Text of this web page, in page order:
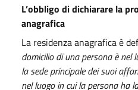
L’obbligo di dichiarare la
anagrafica
La residenza anagrafica è
domicilio di una persona è nel
la sede principale dei suoi
nel luogo in cui la persona ha